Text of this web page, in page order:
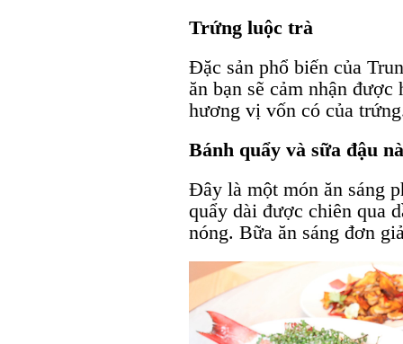
Trứng luộc trà
Đặc sản phổ biến của
ăn bạn sẽ cảm nhận
hương vị vốn có của
Bánh quẩy và sữa đậu
Đây là một món ăn sáng
quẩy dài được chiên qua
nóng. Bữa ăn sáng đơn